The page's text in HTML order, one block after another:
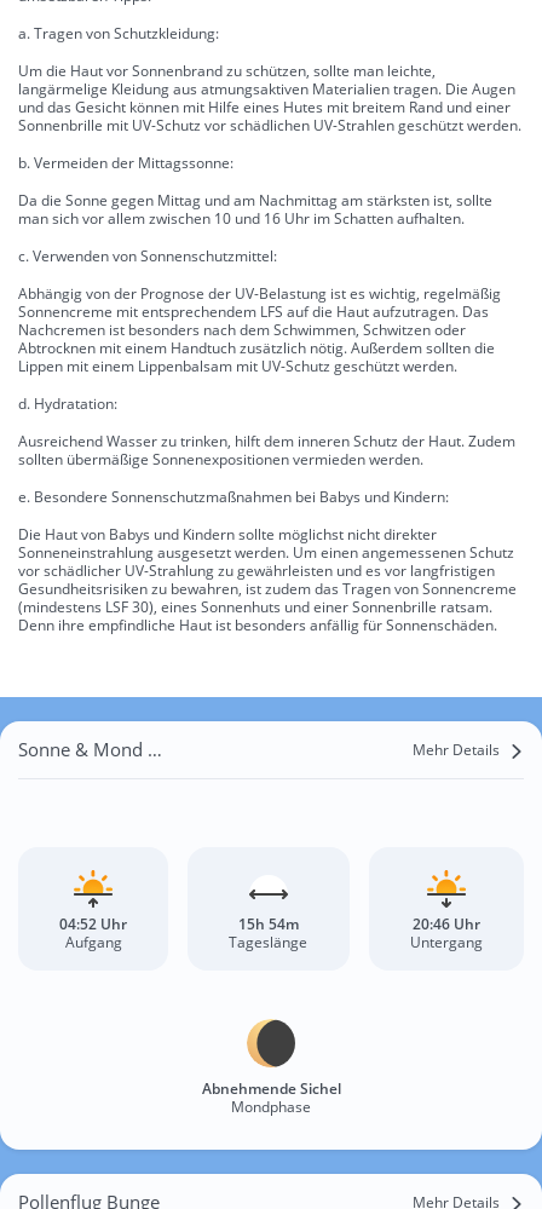
a. Tragen von Schutzkleidung:
Um die Haut vor Sonnenbrand zu schützen, sollte man leichte,
langärmelige Kleidung aus atmungsaktiven Materialien tragen. Die Augen
und das Gesicht können mit Hilfe eines Hutes mit breitem Rand und einer
Sonnenbrille mit UV-Schutz vor schädlichen UV-Strahlen geschützt werden.
b. Vermeiden der Mittagssonne:
Da die Sonne gegen Mittag und am Nachmittag am stärksten ist, sollte
man sich vor allem zwischen 10 und 16 Uhr im Schatten aufhalten.
c. Verwenden von Sonnenschutzmittel:
Abhängig von der Prognose der UV-Belastung ist es wichtig, regelmäßig
Sonnencreme mit entsprechendem LFS auf die Haut aufzutragen. Das
Nachcremen ist besonders nach dem Schwimmen, Schwitzen oder
Abtrocknen mit einem Handtuch zusätzlich nötig. Außerdem sollten die
Lippen mit einem Lippenbalsam mit UV-Schutz geschützt werden.
d. Hydratation:
Ausreichend Wasser zu trinken, hilft dem inneren Schutz der Haut. Zudem
sollten übermäßige Sonnenexpositionen vermieden werden.
e. Besondere Sonnenschutzmaßnahmen bei Babys und Kindern:
Die Haut von Babys und Kindern sollte möglichst nicht direkter
Sonneneinstrahlung ausgesetzt werden. Um einen angemessenen Schutz
vor schädlicher UV-Strahlung zu gewährleisten und es vor langfristigen
Gesundheitsrisiken zu bewahren, ist zudem das Tragen von Sonnencreme
(mindestens LSF 30), eines Sonnenhuts und einer Sonnenbrille ratsam.
Denn ihre empfindliche Haut ist besonders anfällig für Sonnenschäden.
Sonne & Mond Bunge Mehr Details
04:52 Uhr
Aufgang
15h 54m
Tageslänge
20:46 Uhr
Untergang
Abnehmende Sichel
Mondphase
Pollenflug Bunge Mehr Details